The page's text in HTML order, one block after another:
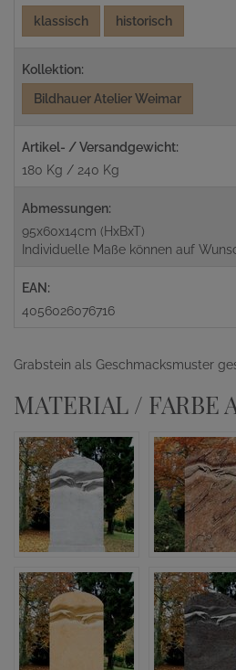
klassisch
historisch
Kollektion:
Bildhauer Atelier Weimar
Artikel- / Versandgewicht:
180 Kg / 240 Kg
Abmessungen:
95x60x14cm (HxBxT)
Individuelle Maße können auf
EAN:
4056026076716
Grabstein als Geschmacksmuster
MATERIAL / FARBE